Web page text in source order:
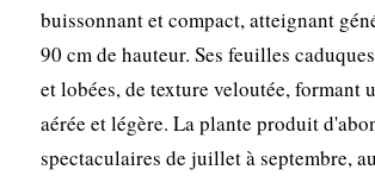
buissonnant et compact, atteignant
90 cm de hauteur. Ses feuilles
et lobées, de texture veloutée, formant
aérée et légère. La plante produit
spectaculaires de juillet à septembre,